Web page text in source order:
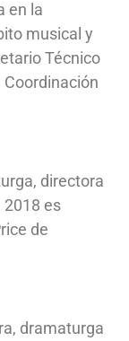
en la
musical y
Técnico
directora
2018 es
de
dramaturga